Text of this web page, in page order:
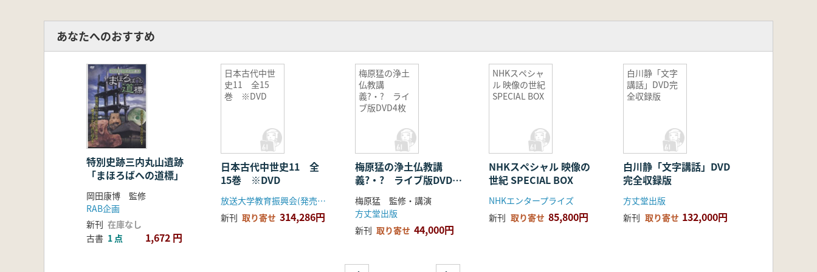
あなたへのおすすめ
特別史跡三内丸山遺跡
「まほろばへの道標」
岡田康博 監修
RAB企画
新刊 在庫なし
古書 1 点 1,672 円
日本古代中世
史11 全15
巻 ※DVD
日本古代中世史11 全
15巻 ※DVD
放送大学教育振興会(発売元丸善)
新刊 取り寄せ 314,286円
梅原猛の浄土
仏教講
義?・? ライ
ブ版DVD4枚
梅原猛の浄土仏教講
義?・? ライブ版DVD4
枚
梅原猛 監修・講演
方丈堂出版
新刊 取り寄せ 44,000円
NHKスペシャ
ル 映像の世紀
SPECIAL BOX
NHKスペシャル 映像の
世紀 SPECIAL BOX
NHKエンタープライズ
新刊 取り寄せ 85,800円
白川静「文字
講話」DVD完
全収録版
白川静「文字講話」DVD
完全収録版
方丈堂出版
新刊 取り寄せ 132,000円